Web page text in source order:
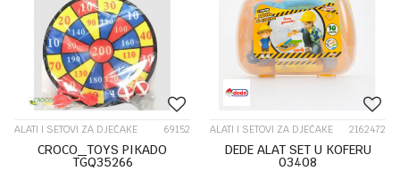
ALATI I SETOVI ZA DJEČAKE 69152
CROCO_TOYS PIKADO
TGQ35266
ALATI I SETOVI ZA DJEČAKE 2162472
DEDE ALAT SET U KOFERU
03408